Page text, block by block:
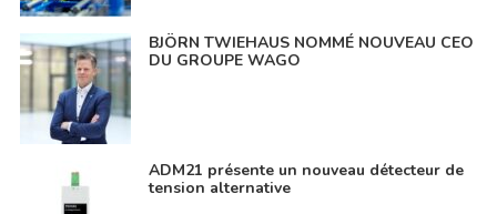
BJÖRN TWIEHAUS NOMMÉ NOUVEAU CEO
DU GROUPE WAGO
ADM21 présente un nouveau détecteur de
tension alternative